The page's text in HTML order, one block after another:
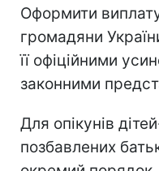
Оформити
громадяни
її офіційними
законними
Для опікунів
позбавлених